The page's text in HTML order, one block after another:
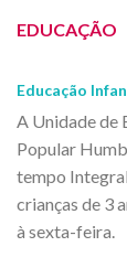
EDUCAÇÃO
Educação
A Unidade de
Popular
tempo
crianças de 3
à sexta-feira.